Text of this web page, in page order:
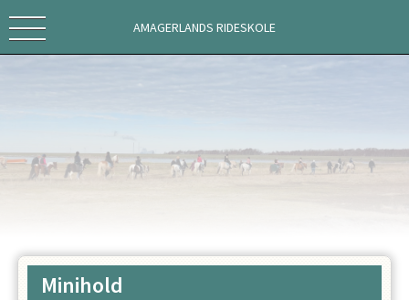
AMAGERLANDS RIDESKOLE
Minihold